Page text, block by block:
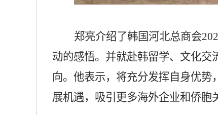
郑亮介绍了韩国河北总商会
动的感悟。并就赴韩留学、文化交
向。他表示，将充分发挥自身优
展机遇，吸引更多海外企业和侨胞